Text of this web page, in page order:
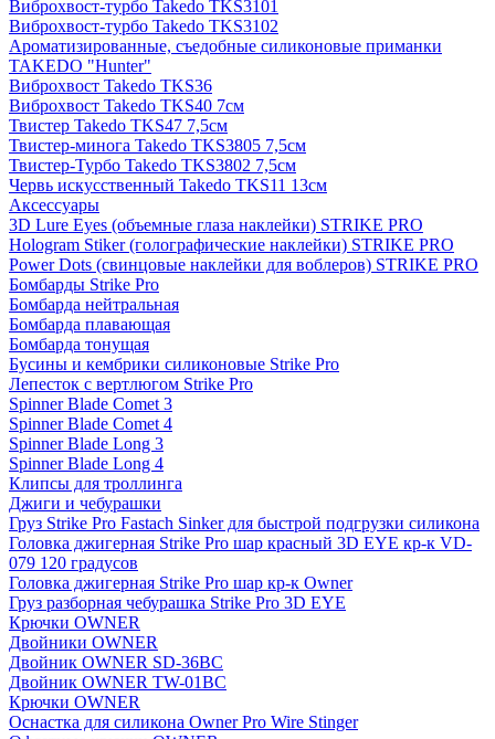
Виброхвост-турбо Takedo TKS3101
Виброхвост-турбо Takedo TKS3102
Ароматизированные, съедобные силиконовые приманки
TAKEDO "Hunter"
Виброхвост Takedo TKS36
Виброхвост Takedo TKS40 7см
Твистер Takedo TKS47 7,5см
Твистер-минога Takedo TKS3805 7,5см
Твистер-Турбо Takedo TKS3802 7,5см
Червь искусственный Takedo TKS11 13см
Аксессуары
3D Lure Eyes (объемные глаза наклейки) STRIKE PRO
Hologram Stiker (голографические наклейки) STRIKE PRO
Power Dots (свинцовые наклейки для воблеров) STRIKE PRO
Бомбарды Strike Pro
Бомбарда нейтральная
Бомбарда плавающая
Бомбарда тонущая
Бусины и кембрики силиконовые Strike Pro
Лепесток с вертлюгом Strike Pro
Spinner Blade Comet 3
Spinner Blade Comet 4
Spinner Blade Long 3
Spinner Blade Long 4
Клипсы для троллинга
Джиги и чебурашки
Груз Strike Pro Fastach Sinker для быстрой подгрузки силикона
Головка джигерная Strike Pro шар красный 3D EYE кр-к VD-
079 120 градусов
Головка джигерная Strike Pro шар кр-к Owner
Груз разборная чебурашка Strike Pro 3D EYE
Крючки OWNER
Двойники OWNER
Двойник OWNER SD-36BC
Двойник OWNER TW-01BC
Крючки OWNER
Оснастка для силикона Owner Pro Wire Stinger